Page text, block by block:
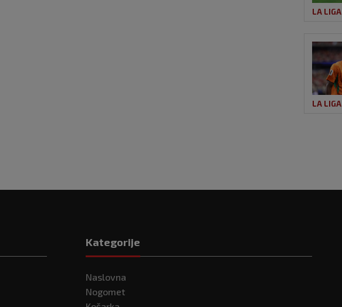
LA LIGA
LA LIGA
Kategorije
Naslovna
Nogomet